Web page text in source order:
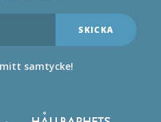
mitt samtycke!